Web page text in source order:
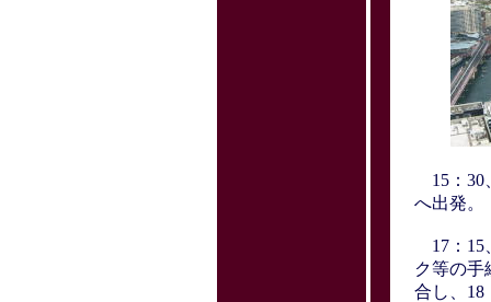
15：30
へ出発。
17：15
ク等の手
合し、18